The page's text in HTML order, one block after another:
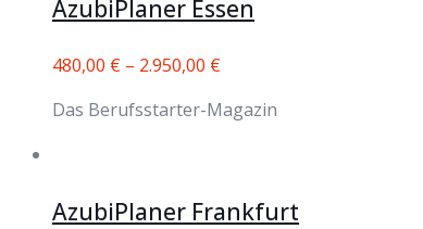
AzubiPlaner Essen
480,00 € – 2.950,00 €
Das Berufsstarter-Magazin
AzubiPlaner Frankfurt